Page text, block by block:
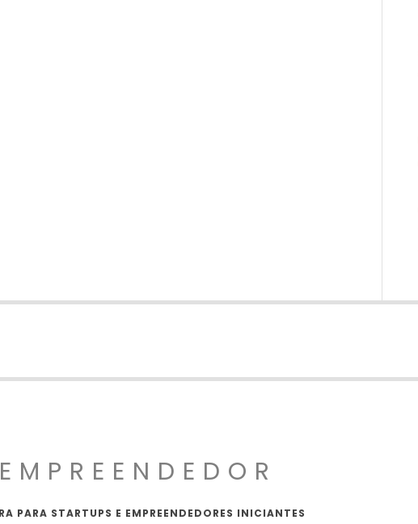
PARA STARTUPS E EMPREENDEDORES INICIANTES